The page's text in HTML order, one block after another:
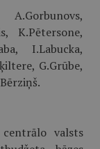
K.Pētersone,
I.Labucka,
G.Grūbe,
valsts